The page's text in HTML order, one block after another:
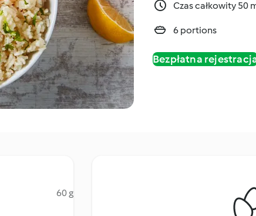
Czas całkowity 50
6 portions
Bezpłatna
60 g